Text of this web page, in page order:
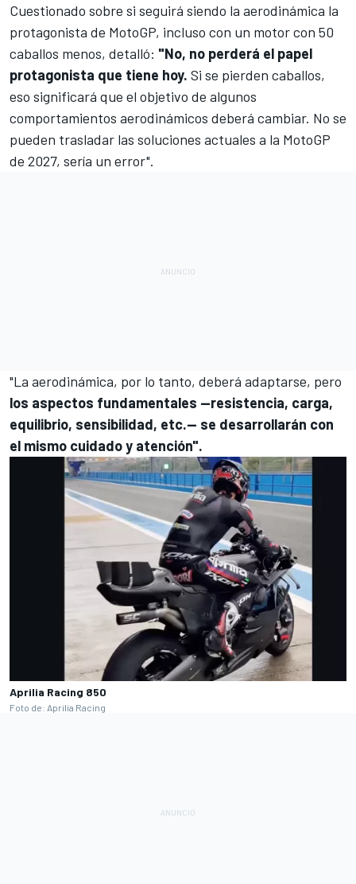
Cuestionado sobre si seguirá siendo la aerodinámica la
protagonista de MotoGP, incluso con un motor con 50
caballos menos, detalló: "No, no perderá el papel
protagonista que tiene hoy. Si se pierden caballos,
eso significará que el objetivo de algunos
comportamientos aerodinámicos deberá cambiar. No se
pueden trasladar las soluciones actuales a la MotoGP
de 2027, sería un error".
"La aerodinámica, por lo tanto, deberá adaptarse, pero
los aspectos fundamentales —resistencia, carga,
equilibrio, sensibilidad, etc.— se desarrollarán con
el mismo cuidado y atención".
Aprilia Racing 850
Foto de: Aprilia Racing